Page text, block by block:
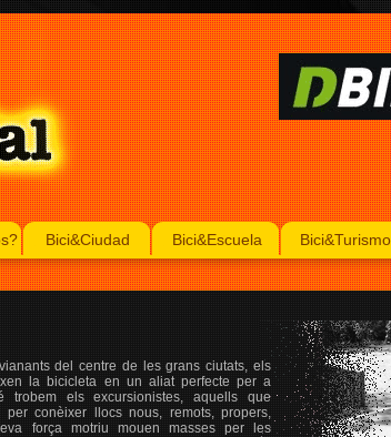
Bici&Ciudad Bici&Escuela Bici&Turismo
del centre de les grans ciutats, els
la bicicleta en un aliat perfecte per a
trobem els excursionistes, aquells que
conèixer llocs nous, remots, propers,
força motriu mouen masses per les